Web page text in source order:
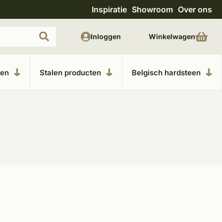
Uitgebreide showroom in Kesteren Unieke
Inspiratie Showroom Over ons
Stalen producten Belgisch hardsteen
Inloggen Winkelwagen